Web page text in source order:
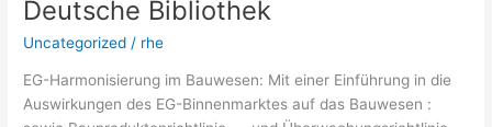
Deutsche Bibliothek
Uncategorized / rhe
EG-Harmonisierung im Bauwesen: Mit einer Einführung in die
Auswirkungen des EG-Binnenmarktes auf das Bauwesen :
Auswirkungen
des
EG-
Binnenmarktes
auf